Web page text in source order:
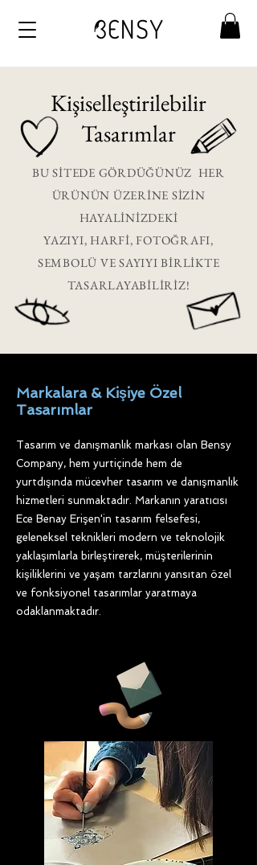
Kişiselleştirilebilir
Tasarımlar
BU SİTEDE GÖRDÜĞÜNÜZ HER
ÜRÜNÜN ÜZERİNE SİZİN
HAYALİNİZDEKİ
YAZIYI, HARFİ, FOTOĞRAFI,
SEMBOLÜ VE SAYIYI BİRLİKTE
TASARLAYABİLİRİZ!
Markalara & Kişiye Özel
Tasarımlar
Tasarım ve danışmanlık markası olan Bensy
Company, hem yurtiçinde hem de
yurtdışında mücevher tasarım ve danışmanlık
hizmetleri sunmaktadır. Markanın yaratıcısı
Ece Benay Erişen'in tasarım felsefesi,
geleneksel teknikleri modern ve teknolojik
yaklaşımlarla birleştirerek, müşterilerinin
kişiliklerini ve yaşam tarzlarını yansıtan özel
ve fonksiyonel tasarımlar yaratmaya
odaklanmaktadır.